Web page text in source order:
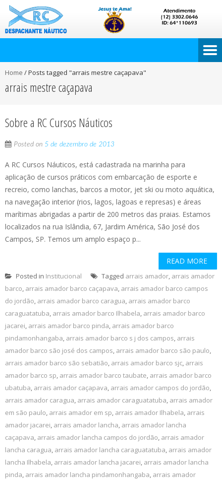
Home /Posts tagged "arrais mestre caçapava"
arrais mestre caçapava
Sobre a RC Cursos Náuticos
Posted on 5 de dezembro de 2013
A RC Cursos Náuticos, está cadastrada na marinha para
aplicação de cursos práticos com embarcação de esporte e
recreio, como lanchas, barcos a motor, jet ski ou moto aquática,
na navegação interior (rios, lagos, lagoas e represas) e áreas
marítimas abrigadas a partir de 200 metros das praias. Estamos
localizados na rua Islândia, 67, Jardim América, São José dos
Campos, SP. Temos um amplo espaço p...
READ MORE
Posted in Institucional Tagged arrais amador, arrais amador
barco, arrais amador barco caçapava, arrais amador barco campos
do jordão, arrais amador barco caragua, arrais amador barco
caraguatatuba, arrais amador barco Ilhabela, arrais amador barco
jacarei, arrais amador barco pinda, arrais amador barco
pindamonhangaba, arrais amador barco s j dos campos, arrais
amador barco são josé dos campos, arrais amador barco são paulo,
arrais amador barco são sebatião, arrais amador barco sjc, arrais
amador barco sp, arrais amador barco taubate, arrais amador barco
ubatuba, arrais amador caçapava, arrais amador campos do jordão,
arrais amador caragua, arrais amador caraguatatuba, arrais amador
em são paulo, arrais amador em sp, arrais amador Ilhabela, arrais
amador jacarei, arrais amador lancha, arrais amador lancha
caçapava, arrais amador lancha campos do jordão, arrais amador
lancha caragua, arrais amador lancha caraguatatuba, arrais amador
lancha Ilhabela, arrais amador lancha jacarei, arrais amador lancha
pinda, arrais amador lancha pindamonhangaba, arrais amador